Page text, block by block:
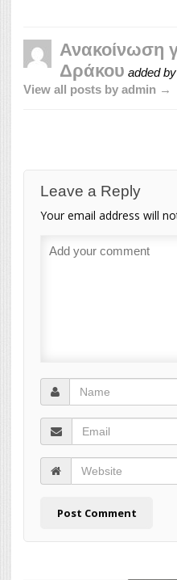
Ανακοίνωση
Δράκου added by
View all posts by admin →
Leave a Reply
Your email address will